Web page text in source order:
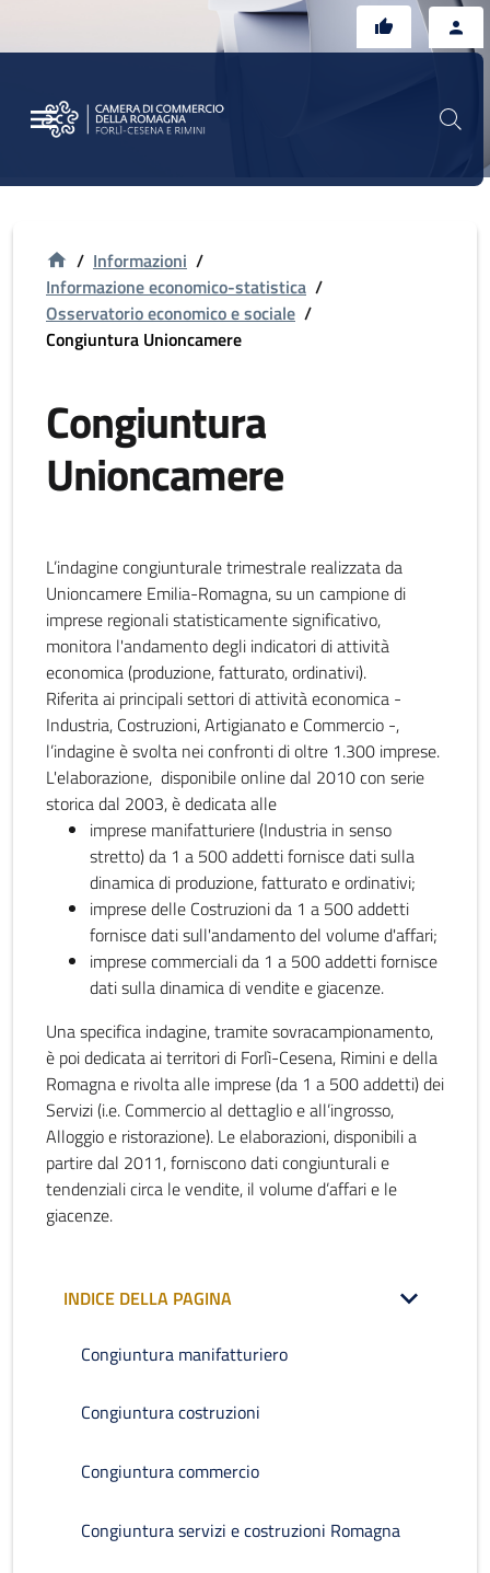
/ Informazioni /
Informazione economico-statistica /
Osservatorio economico e sociale /
Congiuntura Unioncamere
Congiuntura
Unioncamere
L’indagine congiunturale trimestrale realizzata da
Unioncamere Emilia-Romagna, su un campione di
imprese regionali statisticamente significativo,
monitora l'andamento degli indicatori di attività
economica (produzione, fatturato, ordinativi).
Riferita ai principali settori di attività economica -
Industria, Costruzioni, Artigianato e Commercio -,
l’indagine è svolta nei confronti di oltre 1.300 imprese.
L'elaborazione, disponibile online dal 2010 con serie
storica dal 2003, è dedicata alle
imprese manifatturiere (Industria in senso
stretto) da 1 a 500 addetti fornisce dati sulla
dinamica di produzione, fatturato e ordinativi;
imprese delle Costruzioni da 1 a 500 addetti
fornisce dati sull'andamento del volume d'affari;
imprese commerciali da 1 a 500 addetti fornisce
dati sulla dinamica di vendite e giacenze.
Una specifica indagine, tramite sovracampionamento,
è poi dedicata ai territori di Forlì-Cesena, Rimini e della
Romagna e rivolta alle imprese (da 1 a 500 addetti) dei
Servizi (i.e. Commercio al dettaglio e all’ingrosso,
Alloggio e ristorazione). Le elaborazioni, disponibili a
partire dal 2011, forniscono dati congiunturali e
tendenziali circa le vendite, il volume d’affari e le
giacenze.
INDICE DELLA PAGINA
Congiuntura manifatturiero
Congiuntura costruzioni
Congiuntura commercio
Congiuntura servizi e costruzioni Romagna